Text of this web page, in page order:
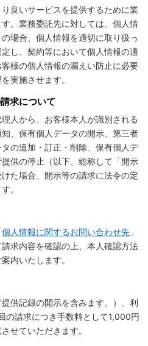
良いサービスを提供するために業
。業務委託先に対しては、個人情
場合、個人情報を適切に取り扱っ
し、契約等において個人情報の適
様の個人情報の漏えい防止に必要
実施させます。
求について
人から、お客様本人が識別される
、保有個人データの開示、第三者
の追加・訂正・削除、保有個人デ
供の停止（以下、総称して「開示
た場合、開示等の請求に法令の定
。
個人情報に関するお問い合わせ先 」
求内容を確認の上、本人確認方法
内いたします。
供記録の開示を含みます。）、利
の請求につき手数料として1,000円
せていただきます。